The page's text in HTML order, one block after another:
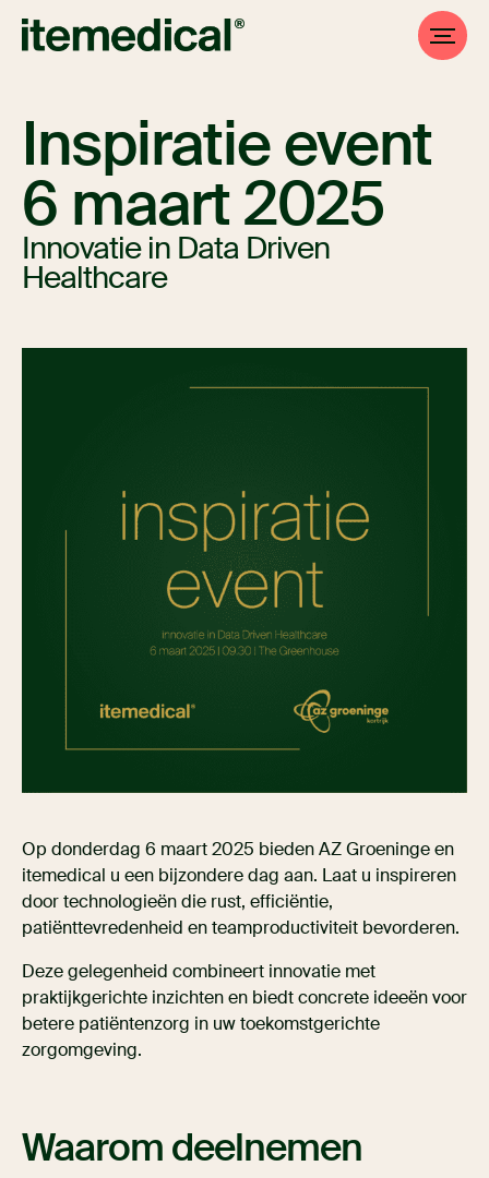
Inspiratie event
6 maart 2025
Innovatie in Data Driven
Healthcare
Op donderdag 6 maart 2025 bieden AZ Groeninge en
itemedical u een bijzondere dag aan. Laat u inspireren
door technologieën die rust, efficiëntie,
patiënttevredenheid en teamproductiviteit bevorderen.
Deze gelegenheid combineert innovatie met
praktijkgerichte inzichten en biedt concrete ideeën voor
betere patiëntenzorg in uw toekomstgerichte
zorgomgeving.
Waarom deelnemen